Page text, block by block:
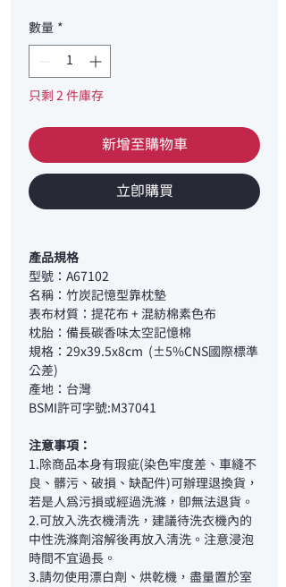
數量 *
只剩 2 件庫存
新增至購物車
立即購買
產品規格
型號：A67102
名稱：竹炭記憶型靠枕墊
表布材質：提花布 + 混紡棉素色布
枕胎：備長碳香味太空記憶棉
規格：29x39.5x8cm (±5%CNS國際標準
公差)
產地：台灣
BSMI許可字號:M37041
注意事項：
1.除商品本身有瑕疵(染色牢度差、車縫不
良、髒污、破損、缺配件)可辦理退換貨，
若是人為污損或經過洗滌，即無法退貨。
2.可放入洗衣機清洗，建議待洗衣機內的
中性洗滌劑溶解後再放入清洗。注意浸泡
時間不宜過長。
3.請勿使用漂白劑、烘乾機，盡量置於室